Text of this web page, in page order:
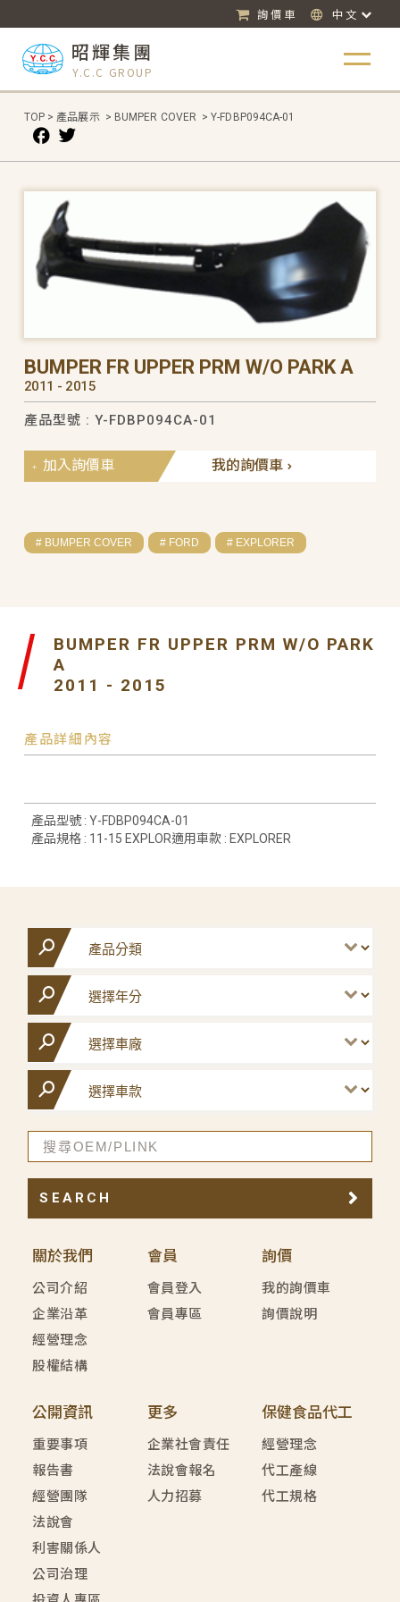
詢價車 中文
昭輝集團
Y.C.C GROUP
TOP > 產品展示 > BUMPER COVER > Y-FDBP094CA-01
BUMPER FR UPPER PRM W/O PARK A
2011 - 2015
產品型號 : Y-FDBP094CA-01
我的詢價車
加入詢價車
# BUMPER COVER # FORD # EXPLORER
BUMPER FR UPPER PRM W/O PARK
A
2011 - 2015
產品詳細內容
產品型號 : Y-FDBP094CA-01
產品規格 : 11-15 EXPLOR適用車款 : EXPLORER
關於我們
公司介紹
企業沿革
經營理念
股權結構
會員
會員登入
會員專區
詢價
我的詢價車
詢價說明
公開資訊
重要事項
報告書
經營團隊
法說會
利害關係人
公司治理
更多
企業社會責任
法說會報名
人力招募
保健食品代工
經營理念
代工產線
代工規格
SEARCH